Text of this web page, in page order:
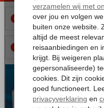
0 BEKEKEN REIZEN
0 BEWAARDE REIZEN